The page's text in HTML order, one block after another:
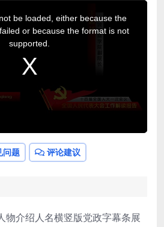
be loaded, either because the
or because the format is not
supported.
问题 评论建议
物介绍人名横竖版党政字幕条展